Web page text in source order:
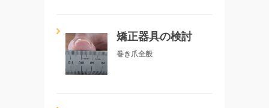
矯正器具の検討
巻き爪全般